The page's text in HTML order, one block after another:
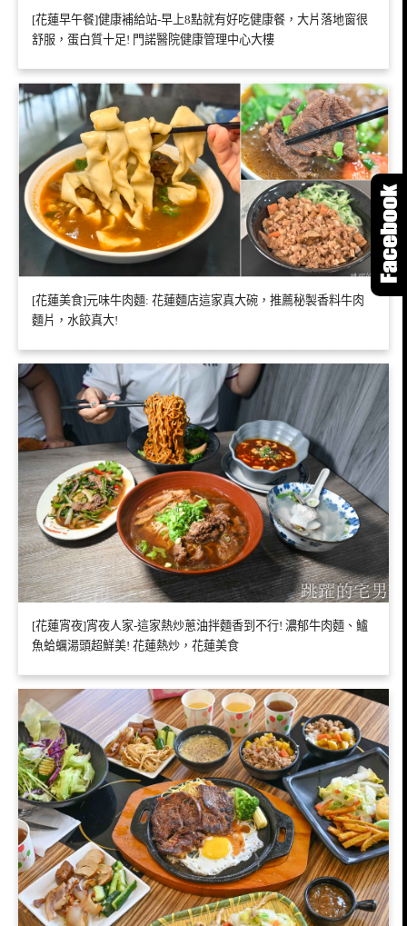
[花蓮早午餐]健康補給站-早上8點就有好吃健康餐，大片落地窗很
舒服，蛋白質十足! 門諾醫院健康管理中心大樓
[花蓮美食]元味牛肉麵: 花蓮麵店這家真大碗，推薦秘製香料牛肉
麵片，水餃真大!
[花蓮宵夜]宵夜人家-這家熱炒蔥油拌麵香到不行! 濃郁牛肉麵、鱸
魚蛤蠣湯頭超鮮美! 花蓮熱炒，花蓮美食